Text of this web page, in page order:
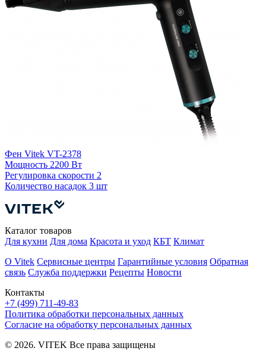
Фен Vitek VT-2378
Мощность 2200 Вт
Регулировка скорости 2
Количество насадок 3 шт
Контакты
+7 (499) 711-49-83
Каталог товаров
Для кухни Для дома Красота и уход КБТ Климат
О Vitek Сервисные центры Гарантийные условия Обратная
связь Служба поддержки Рецепты Новости
Политика обработки персональных данных
Согласие на обработку персональных данных
© 2026. VITEK Все права защищены